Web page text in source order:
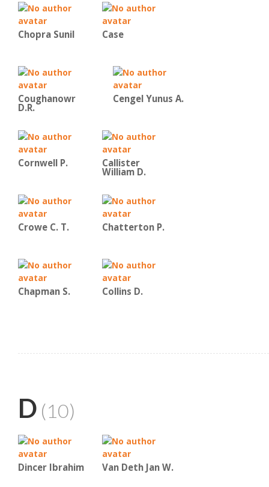
Chopra Sunil Case
Coughanowr
D.R.
Cengel Yunus A.
Cornwell P. Callister
William D.
Crowe C. T. Chatterton P.
Chapman S. Collins D.
D (10)
Dincer Ibrahim Van Deth Jan W.